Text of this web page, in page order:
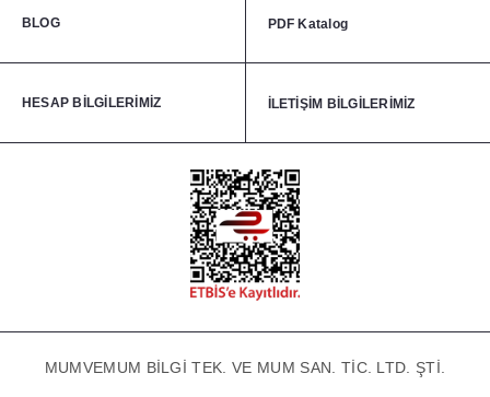
BLOG PDF Katalog
HESAP BİLGİLERİMİZ İLETİŞİM BİLGİLERİMİZ
MUMVEMUM BİLGİ TEK. VE MUM SAN. TİC. LTD. ŞTİ.